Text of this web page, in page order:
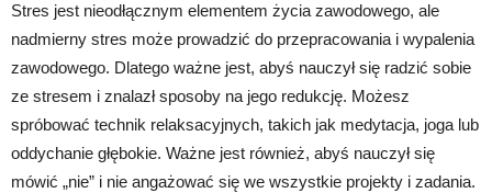
Stres jest nieodłącznym elementem życia zawodowego, ale
nadmierny stres może prowadzić do przepracowania i wypalenia
zawodowego. Dlatego ważne jest, abyś nauczył się radzić sobie
ze stresem i znalazł sposoby na jego redukcję. Możesz
spróbować technik relaksacyjnych, takich jak medytacja, joga lub
oddychanie głębokie. Ważne jest również, abyś nauczył się
mówić „nie” i nie angażować się we wszystkie projekty i zadania.